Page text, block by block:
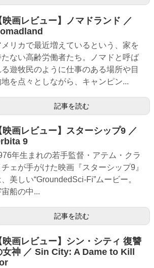
映画レビュー】ノマドランド ／
メリカで最近増えているという、家を
たない高齢労働者たち。ノマドと呼ば
る遊牧民のように仕事のある場所や目
地を点々としながら、キャンピン...
記事を読む
映画レビュー】スターシップ9 ／
9
年生まれの若手監督・アテム・クラ
チェが手がけた映画『スターシップ9』
、美しい“GroundedSci-Fi”ムービー。
船の中...
記事を読む
映画レビュー】シン・シティ 復讐
女神 ／ Sin City: A Dame to Kill